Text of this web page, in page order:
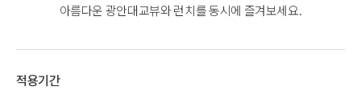
아름다운 광안대교뷰와 런치를 동시에 즐겨보세요.
적용기간